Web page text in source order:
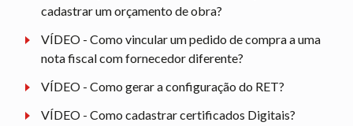
cadastrar um orçamento de obra?
VÍDEO - Como vincular um pedido de compra a uma
nota fiscal com fornecedor diferente?
VÍDEO - Como gerar a configuração do RET?
VÍDEO - Como cadastrar certificados Digitais?